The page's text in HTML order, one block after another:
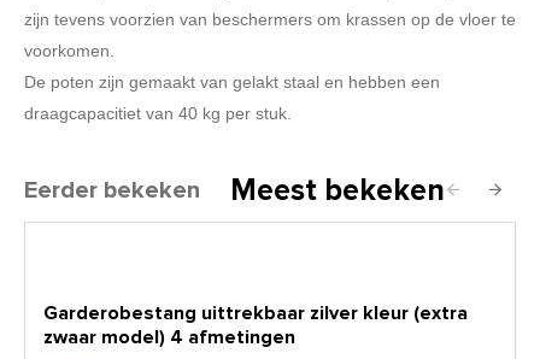
zijn tevens voorzien van beschermers om krassen op de vloer te
voorkomen.
De poten zijn gemaakt van gelakt staal en hebben een
draagcapacitiet van 40 kg per stuk.
Eerder bekeken Meest bekeken
Garderobestang uittrekbaar zilver kleur (extra
zwaar model) 4 afmetingen